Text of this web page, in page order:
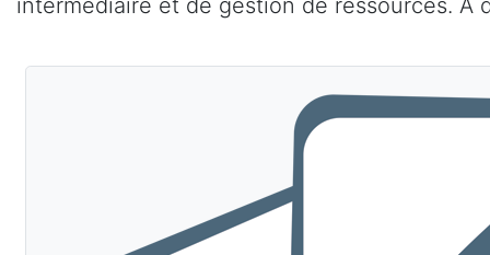
intermédiaire et de gestion de ressources. A